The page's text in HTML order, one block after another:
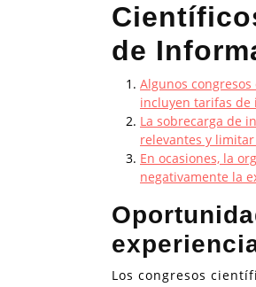
de
Algunos
incluyen tarifas de
La sobrecarga de
relevantes y
En ocasiones, la
negativamente la
Los congresos